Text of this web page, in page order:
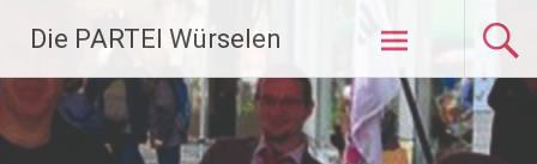
Inhalt
springen
Die PARTEI Würselen